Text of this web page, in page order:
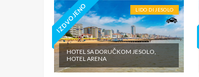
IZDVOJENO LIDO DI JESOLO
HOTEL SA DORUČKOM JESOLO,
HOTEL ARENA